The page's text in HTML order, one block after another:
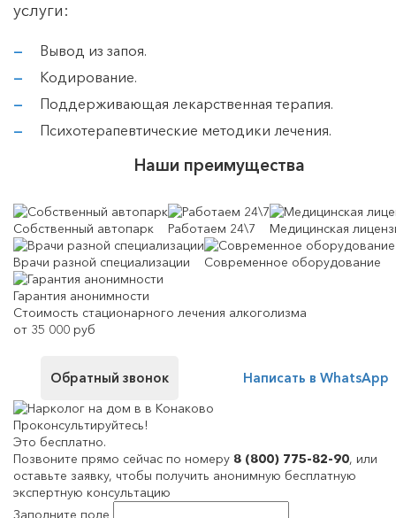
услуги:
Вывод из запоя.
Кодирование.
Поддерживающая лекарственная терапия.
Психотерапевтические методики лечения.
Наши преимущества
Собственный автопарк Работаем 24\7 Медицинская
Врачи разной специализации Современное оборудование
Гарантия анонимности
Стоимость стационарного лечения алкоголизма
от 35 000 руб
Обратный звонок Написать в WhatsApp
Проконсультируйтесь!
Это бесплатно.
Позвоните прямо сейчас по номеру 8 (800) 775-82-90, или
оставьте заявку, чтобы получить анонимную бесплатную
экспертную консультацию